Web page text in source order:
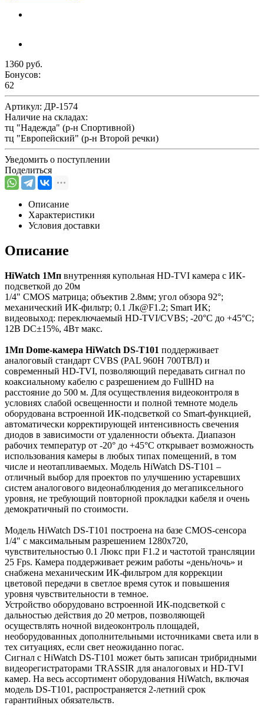
1360 руб.
Бонусов:
62
Артикул: ДР-1574
Наличие на складах:
тц "Надежда" (р-н Спортивной)
тц "Европейский" (р-н Второй речки)
Уведомить о поступлении
Поделиться
Описание
Характеристики
Условия доставки
Описание
HiWatch 1Мп внутренняя купольная HD-TVI камера с ИК-
подсветкой до 20м
1/4" CMOS матрица; объектив 2.8мм; угол обзора 92°;
механический ИК-фильтр; 0.1 Лк@F1.2; Smart ИК;
видеовыход: переключаемый HD-TVI/CVBS; -20°С до +45°С;
12В DC±15%, 4Вт макс.
1Мп Dome-камера HiWatch DS-T101 поддерживает
аналоговый стандарт CVBS (PAL 960H 700ТВЛ) и
современный HD-TVI, позволяющий передавать сигнал по
коаксиальному кабелю с разрешением до FullHD на
расстояние до 500 м. Для осуществления видеоконтроля в
условиях слабой освещенности и полной темноте модель
оборудована встроенной ИК-подсветкой со Smart-функцией,
автоматически корректирующей интенсивность свечения
диодов в зависимости от удаленности объекта. Диапазон
рабочих температур от -20° до +45°C открывает возможность
использования камеры в любых типах помещений, в том
числе и неотапливаемых. Модель HiWatch DS-T101 –
отличный выбор для проектов по улучшению устаревших
систем аналогового видеонаблюдения до мегапиксельного
уровня, не требующий повторной прокладки кабеля и очень
демократичный по стоимости.
Модель HiWatch DS-T101 построена на базе CMOS-сенсора
1/4" с максимальным разрешением 1280х720,
чувствительностью 0.1 Люкс при F1.2 и частотой трансляции
25 Fps. Камера поддерживает режим работы «день/ночь» и
снабжена механическим ИК-фильтром для коррекции
цветовой передачи в светлое время суток и повышения
уровня чувствительности в темное.
Устройство оборудовано встроенной ИК-подсветкой с
дальностью действия до 20 метров, позволяющей
осуществлять ночной видеоконтроль площадей,
необорудованных дополнительными источниками света или в
тех ситуациях, если свет неожиданно погас.
Сигнал с HiWatch DS-T101 может быть записан трибридными
видеорегистраторами TRASSIR для аналоговых и HD-TVI
камер. На весь ассортимент оборудования HiWatch, включая
модель DS-T101, распространяется 2-летний срок
гарантийных обязательств.